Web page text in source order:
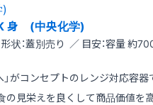
身 (中央化学)
：蓋別売り ／ 目安：容量 約
がコンセプトのレンジ対応容器
の見栄えを良くして商品価値を